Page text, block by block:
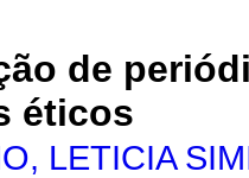
de
éticos
LETICIA